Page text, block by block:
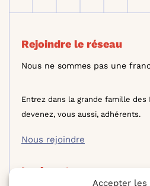
Accepter les
Rejoindre le réseau
Nous ne sommes pas une
Entrez dans la grande famille des
devenez, vous aussi, adhérents.
Nous rejoindre
Lucien et vous